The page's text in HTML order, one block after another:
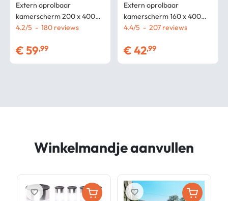
Extern oprolbaar
kamerscherm 200 x 400
CM antracietgrijs zijgordijn
4.2/5 - 180
€59,99
Extern oprolbaar
kamerscherm 160 x 400
CM antracietgrijs zijgordijn
4.4/5 - 207
€42,99
Winkelmandje aanvullen
favorite_border favorite_border